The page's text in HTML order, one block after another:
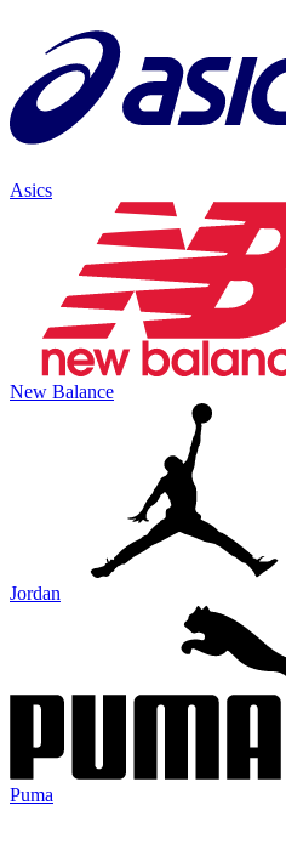
Asics
New Balance
Jordan
Puma